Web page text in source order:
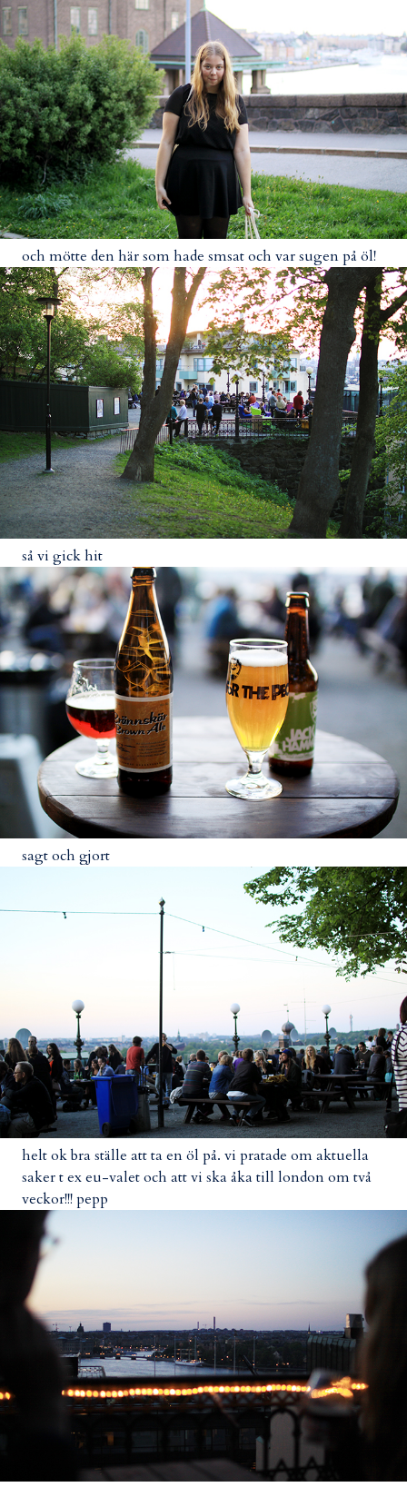
och mötte den här som hade smsat och var sugen på öl!
så vi gick hit
sagt och gjort
helt ok bra ställe att ta en öl på. vi pratade om aktuella
saker t ex eu-valet och att vi ska åka till london om två
veckor!!! pepp